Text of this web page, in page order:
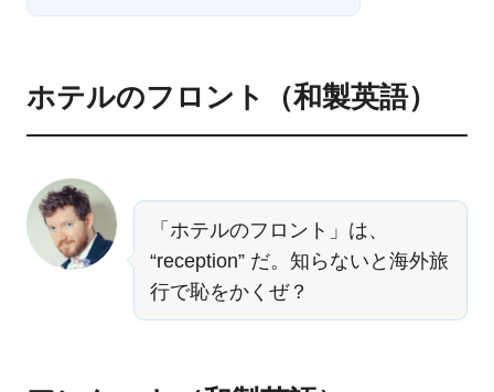
ホテルのフロント（和製英語）
「ホテルのフロント」は、
“reception” だ。知らないと海外旅
行で恥をかくぜ？